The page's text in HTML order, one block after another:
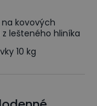
kovových
lešteného hliníka
10 kg